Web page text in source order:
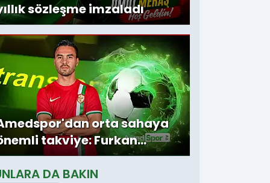
sözleşme imzaladı
orta sahaya
takviye: Furkan
ile sözleşme
DA BAKIN